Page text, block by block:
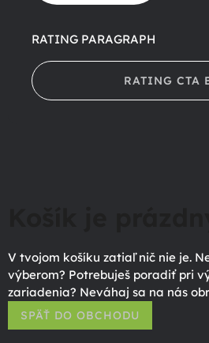
RATING PARAGRAPH
RATING CTA
V tvojom košíku zatiaľ nič nie je.
výberom? Potrebuješ poradiť pri
zariadenia? Neváhaj sa na nás
SPÄŤ DO OBCHODU